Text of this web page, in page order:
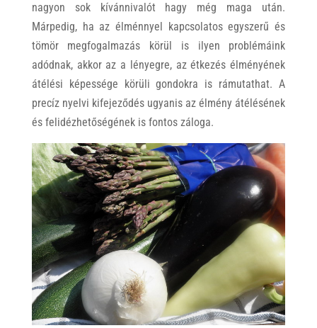
nagyon sok kívánnivalót hagy még maga után.
Márpedig, ha az élménnyel kapcsolatos egyszerű és
tömör megfogalmazás körül is ilyen problémáink
adódnak, akkor az a lényegre, az étkezés élményének
átélési képessége körüli gondokra is rámutathat. A
precíz nyelvi kifejeződés ugyanis az élmény átélésének
és felidézhetőségének is fontos záloga.